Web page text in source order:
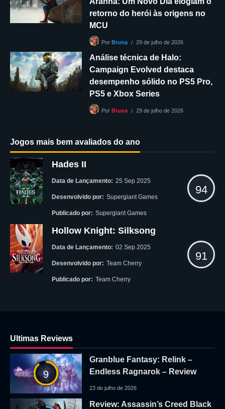
retorno do herói às origens no
MCU
Por Bruna 29 de julho de 2026
Análise técnica de Halo:
Campaign Evolved destaca
desempenho sólido no PS5 Pro,
PS5 e Xbox Series
Por Bruna 29 de julho de 2026
Jogos mais bem avaliados do ano
Hades II
Data de Lançamento: 25 Sep 2025
Desenvolvido por: Supergiant Games
Publicado por: Supergiant Games
94
Hollow Knight: Silksong
Data de Lançamento: 02 Sep 2025
Desenvolvido por: Team Cherry
Publicado por: Team Cherry
91
Ultimas Reviews
9
Granblue Fantasy: Relink –
Endless Ragnarok – Review
23 de julho de 2026
Review: Assassin’s Creed Black